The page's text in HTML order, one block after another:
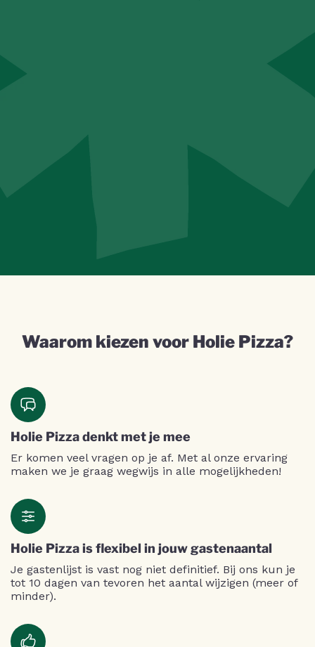
Waarom kiezen voor Holie Pizza?
Holie Pizza denkt met je mee
Er komen veel vragen op je af. Met al onze ervaring
maken we je graag wegwijs in alle mogelijkheden!
Holie Pizza is flexibel in jouw gastenaantal
Je gastenlijst is vast nog niet definitief. Bij ons kun je
tot 10 dagen van tevoren het aantal wijzigen (meer of
minder).